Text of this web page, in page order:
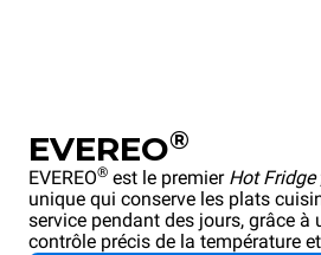
EVEREO®
EVEREO® est le premier Hot Fridge
unique qui conserve les plats
service pendant des jours, grâce à
contrôle précis de la température